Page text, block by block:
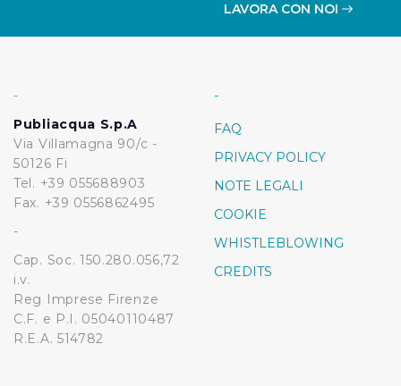
LAVORA CON NOI
-
Publiacqua S.p.A
Via Villamagna 90/c -
50126 Fi
Tel. +39 055688903
Fax. +39 0556862495
-
Cap. Soc. 150.280.056,72
i.v.
Reg Imprese Firenze
C.F. e P.I. 05040110487
R.E.A. 514782
-
FAQ
PRIVACY POLICY
NOTE LEGALI
COOKIE
WHISTLEBLOWING
CREDITS